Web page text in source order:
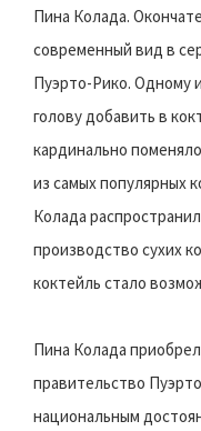
Пина Колада.
современный вид в
Пуэрто-Рико. Одному
голову добавить в
кардинально
из самых популярных
Колада
производство сухих
коктейль стало
Пина Колада
правительство
национальным